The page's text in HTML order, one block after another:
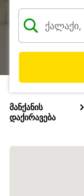
მანქანის
დაქირავება